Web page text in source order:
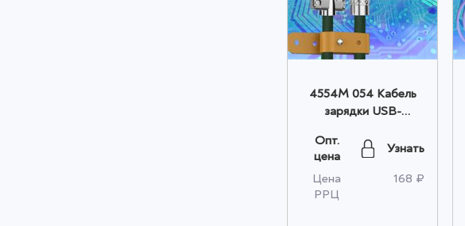
4554M 054 Кабель
зарядки USB-
зеленый оптом
Опт.
цена
Узнать
Цена
РРЦ
168 ₽